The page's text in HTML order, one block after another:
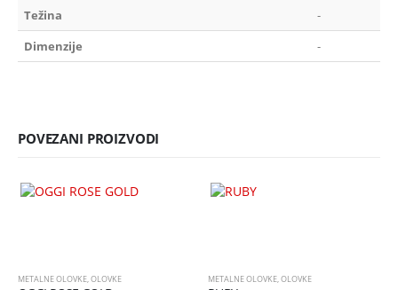
Težina
-
Dimenzije
-
POVEZANI PROIZVODI
METALNE OLOVKE,OLOVKE METALNE OLOVKE,OLOVKE